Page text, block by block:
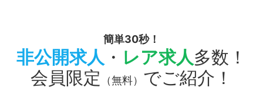
簡単30秒！
非公開求人 ・ レア求人多数！
会員限定
（無料） でご紹介！